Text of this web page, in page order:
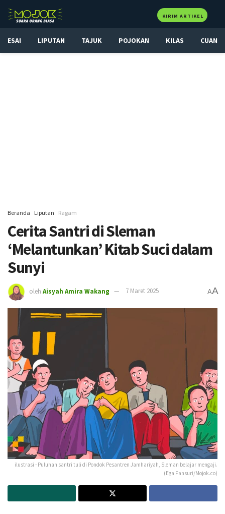
KIRIM ARTIKEL
ESAI LIPUTAN TAJUK POJOKAN KILAS CUAN
Beranda Liputan Ragam
Cerita Santri di Sleman
‘Melantunkan’ Kitab Suci dalam
Sunyi
oleh Aisyah Amira Wakang 7 Maret 2025 AA
ilustrasi - Puluhan santri tuli di Pondok Pesantren Jamhariyah, Sleman belajar mengaji.
(Ega Fansuri/Mojok.co)